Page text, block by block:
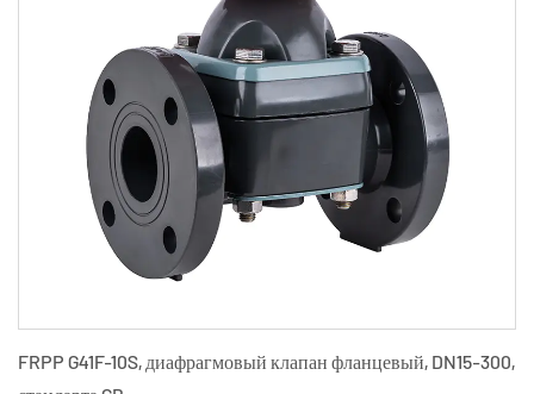
FRPP G41F-10S, диафрагмовый клапан фланцевый, DN15-300,